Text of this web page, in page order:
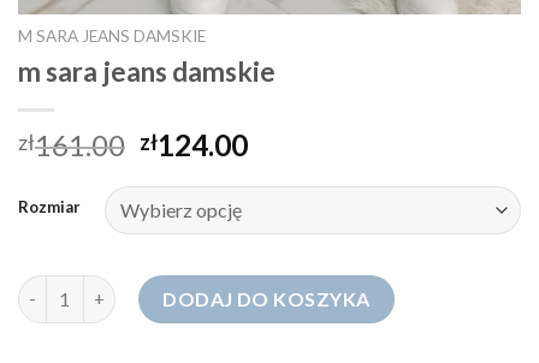
M SARA JEANS DAMSKIE
m sara jeans damskie
zł161.00 zł124.00
Rozmiar
ilość m sara jeans damskieDODAJ DO KOSZYKA